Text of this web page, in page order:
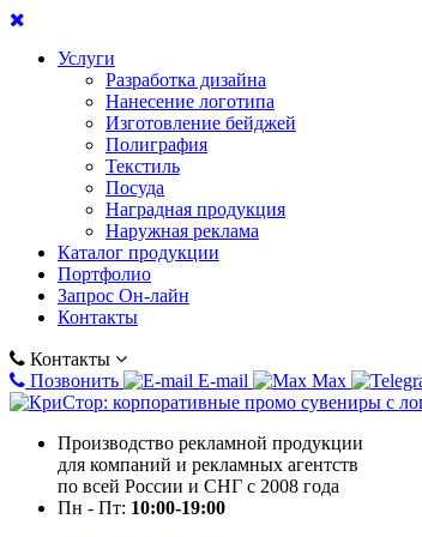
Услуги
Разработка дизайна
Нанесение логотипа
Изготовление бейджей
Полиграфия
Текстиль
Посуда
Наградная продукция
Наружная реклама
Каталог продукции
Портфолио
Запрос Он-лайн
Контакты
Контакты
Позвонить
E-mail Max
Производство рекламной продукции
для компаний и рекламных агентств
по всей России и СНГ с 2008 года
Пн - Пт: 10:00-19:00